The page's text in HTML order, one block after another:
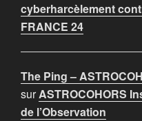
cyberharcèlement
FRANCE 24
The Ping –
surASTROCOHORS
de l’Observation